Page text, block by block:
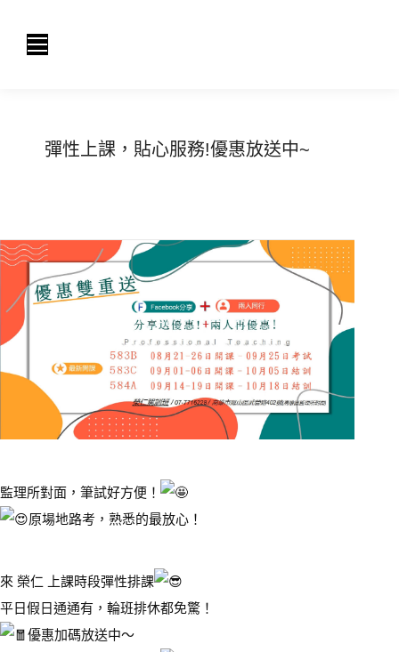
彈性上課，貼心服務!優惠放送中~
監理所對面，筆試好方便！
原場地路考，熟悉的最放心！
來 榮仁 上課時段彈性排課
平日假日通通有，輪班排休都免驚！
優惠加碼放送中～